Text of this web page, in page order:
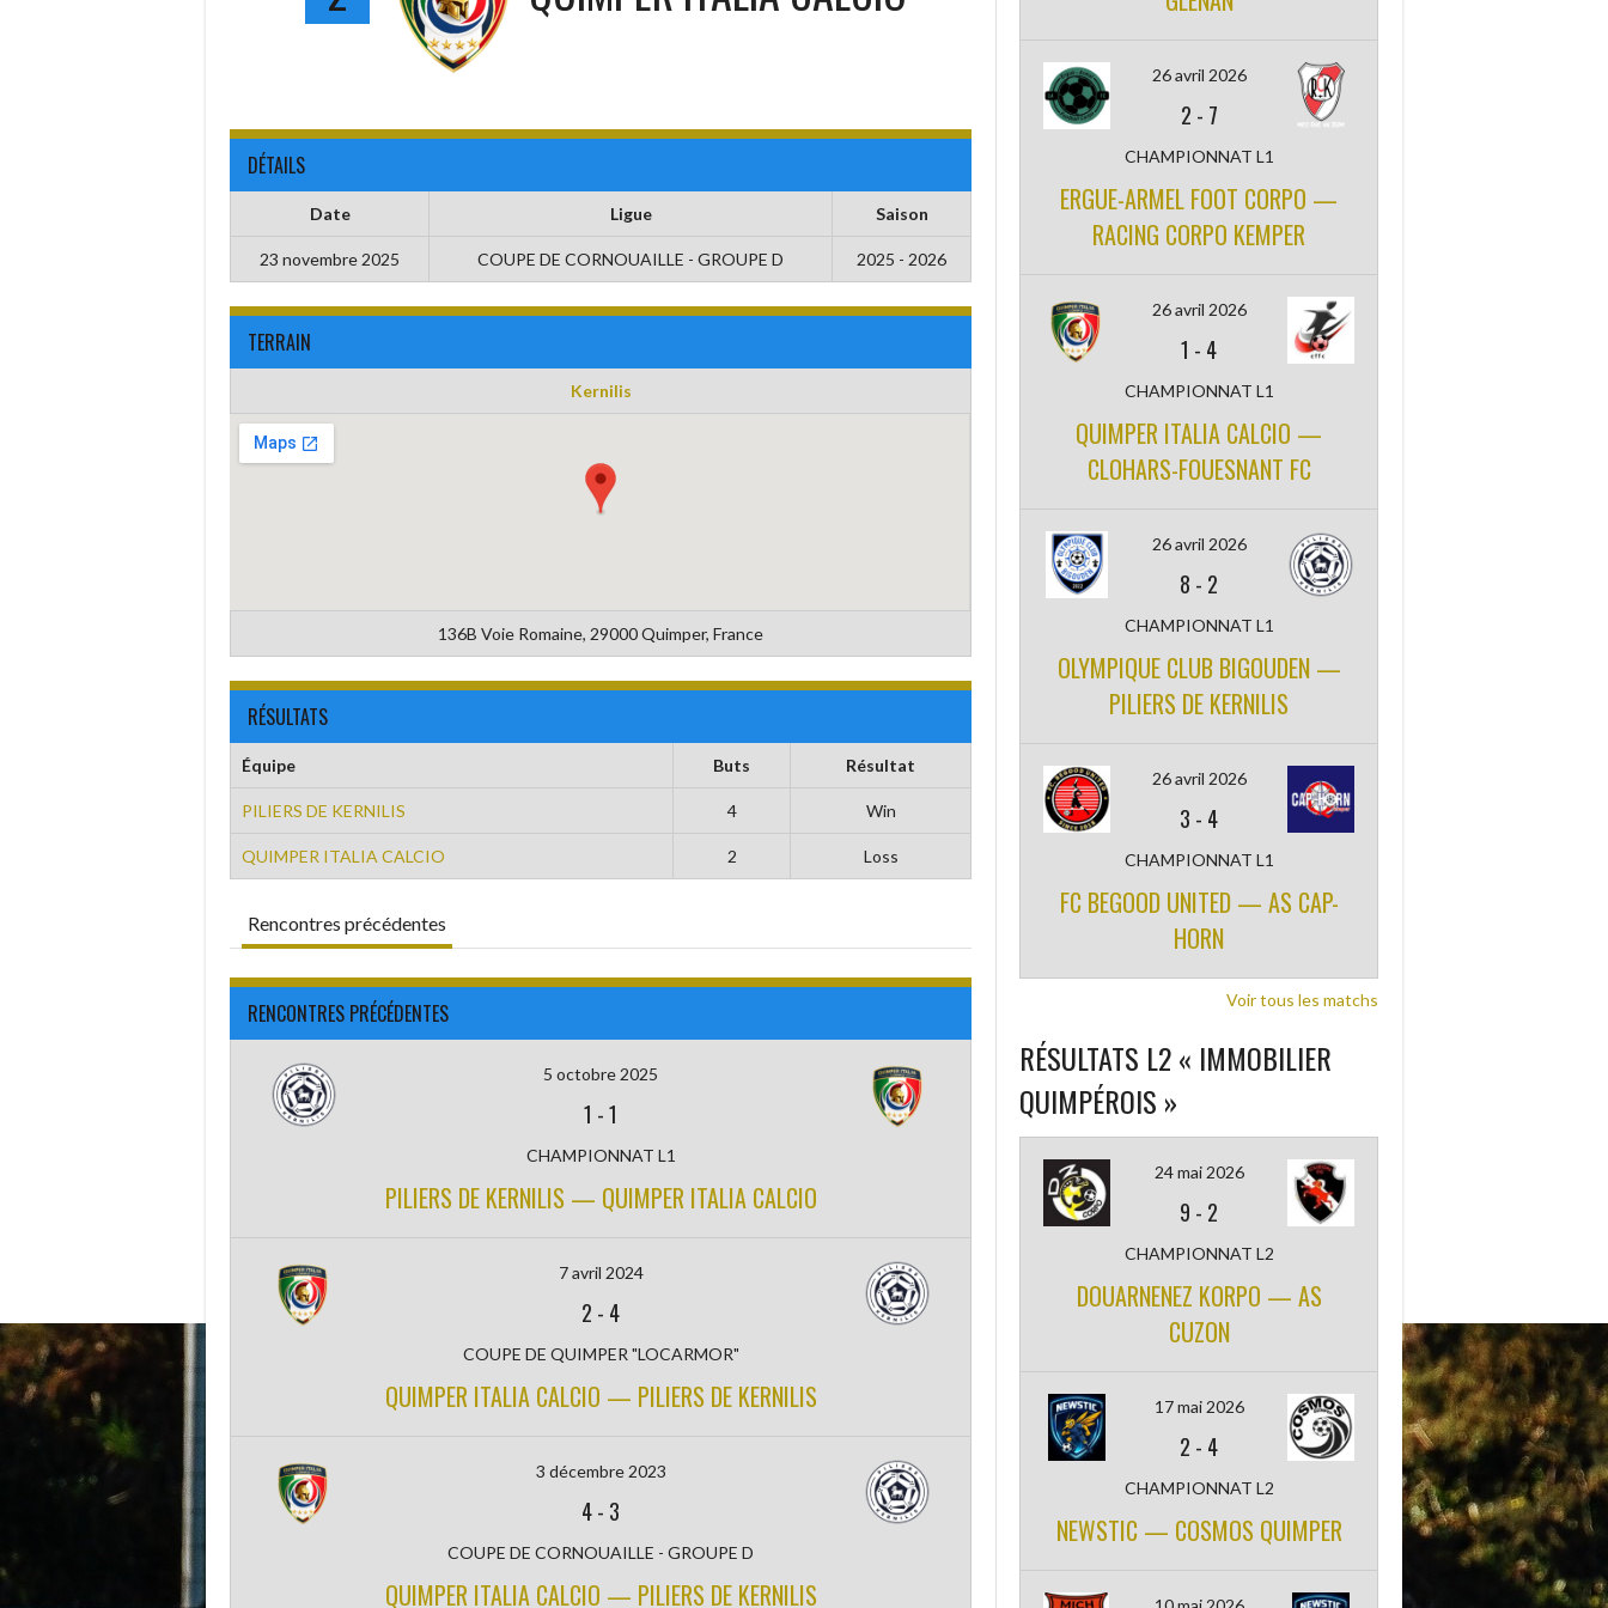
DÉTAILS
Date Ligue Saison
23 novembre 2025 COUPE DE CORNOUAILLE - GROUPE D 2025 - 2026
TERRAIN
Kernilis
136B Voie Romaine, 29000 Quimper, France
RÉSULTATS
Équipe Buts Résultat
PILIERS DE KERNILIS 4 Win
QUIMPER ITALIA CALCIO 2 Loss
Rencontres précédentes
RENCONTRES PRÉCÉDENTES
5 octobre 2025
1 -1
CHAMPIONNAT L1
PILIERS DE KERNILIS — QUIMPER ITALIA CALCIO
7 avril 2024
2 - 4
COUPE DE QUIMPER "LOCARMOR"
QUIMPER ITALIA CALCIO — PILIERS DE KERNILIS
3 décembre 2023
4- 3
COUPE DE CORNOUAILLE - GROUPE D
QUIMPER ITALIA CALCIO — PILIERS DE KERNILIS
26 avril 2026
2 - 7
CHAMPIONNAT L1
ERGUE-ARMEL FOOT CORPO —
RACING CORPO KEMPER
26 avril 2026
1 - 4
CHAMPIONNAT L1
QUIMPER ITALIA CALCIO —
CLOHARS-FOUESNANT FC
26 avril 2026
8 - 2
CHAMPIONNAT L1
OLYMPIQUE CLUB BIGOUDEN —
PILIERS DE KERNILIS
26 avril 2026
3 - 4
CHAMPIONNAT L1
FC BEGOOD UNITED — AS CAP-
HORN
Voir tous les matchs
RÉSULTATS L2 « IMMOBILIER
QUIMPÉROIS »
24 mai 2026
9 - 2
CHAMPIONNAT L2
DOUARNENEZ KORPO — AS
CUZON
17 mai 2026
2 - 4
CHAMPIONNAT L2
NEWSTIC — COSMOS QUIMPER